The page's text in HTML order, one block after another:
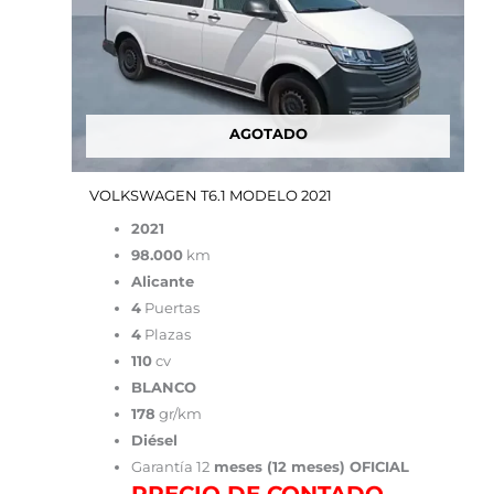
AGOTADO
VOLKSWAGEN T6.1 MODELO 2021
2021
98.000km
Alicante
4Puertas
4Plazas
110cv
BLANCO
178 gr/km
Diésel
Garantía 12meses (12 meses) OFICIAL